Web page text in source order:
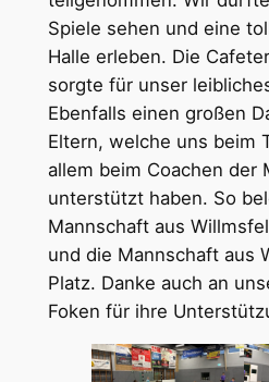
Spiele sehen und eine
Halle erleben. Die
sorgte für unser
Ebenfalls einen großen
Eltern, welche uns beim
allem beim Coachen der
unterstützt haben. So
Mannschaft aus
und die Mannschaft aus
Platz. Danke auch an
Foken für ihre